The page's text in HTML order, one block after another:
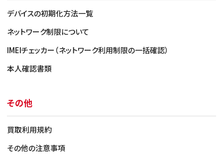
デバイスの初期化方法一覧
ネットワーク制限について
IMEIチェッカー（ネットワーク利用制限の一括確認）
本人確認書類
その他
買取利用規約
その他の注意事項